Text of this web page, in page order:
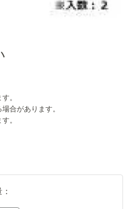
。
合があります。
。